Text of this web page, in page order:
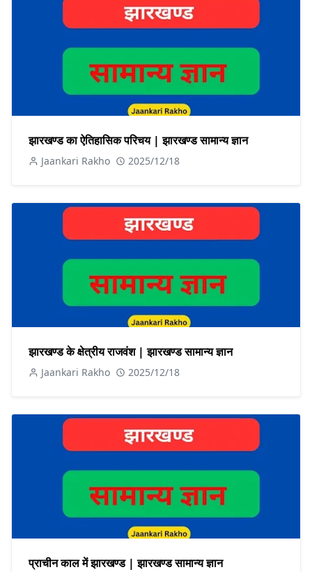
झारखण्ड का ऐतिहासिक परिचय | झारखण्ड सामान्य ज्ञान
Jaankari Rakho 2025/12/18
झारखण्ड के क्षेत्रीय राजवंश | झारखण्ड सामान्य ज्ञान
Jaankari Rakho 2025/12/18
प्राचीन काल में झारखण्ड | झारखण्ड सामान्य ज्ञान